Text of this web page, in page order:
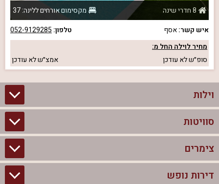
8 חדרי שינה
מקסימום אורחים ללינה: 37
איש קשר:אסף טלפון: 052-9129285
מחיר לוילה החל מ:
סופ״שלא עודכן אמצ״שלא עודכן
וילות
וילות בצפון
וילות להשכרה
סוויטות
סוויטות בצפון
צימרים לזוגות עם בריכה פרטית
צימרים
צימרים בצפון
דירות נופש